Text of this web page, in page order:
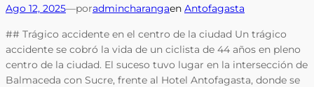
Ago 12, 2025—poradmincharangaen Antofagasta
## Trágico accidente en el centro de la ciudad Un trágico
accidente se cobró la vida de un ciclista de 44 años en pleno
centro de la ciudad. El suceso tuvo lugar en la intersección de
Balmaceda con Sucre, frente al Hotel Antofagasta, donde se